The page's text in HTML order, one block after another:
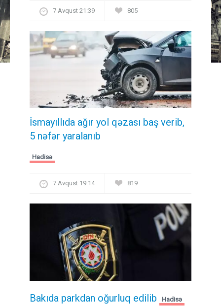
7 Avqust 21:39 805
İsmayıllıda ağır yol qəzası baş verib,
5 nəfər yaralanıb
Hadisə
7 Avqust 19:14 819
Bakıda parkdan oğurluq edilib Hadisə